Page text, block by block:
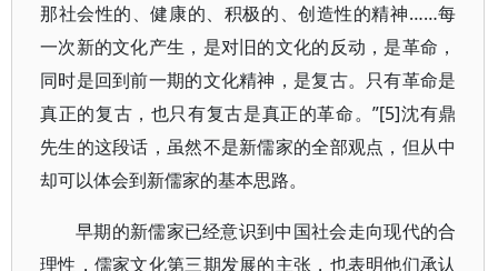
那社会性的、健康的、积极的、创造性的精神……每
一次新的文化产生，是对旧的文化的反动，是革命，
同时是回到前一期的文化精神，是复古。只有革命是
真正的复古，也只有复古是真正的革命。”[5]沈有鼎
先生的这段话，虽然不是新儒家的全部观点，但从中
却可以体会到新儒家的基本思路。
早期的新儒家已经意识到中国社会走向现代的合
理性，儒家文化第三期发展的主张，也表明他们承认